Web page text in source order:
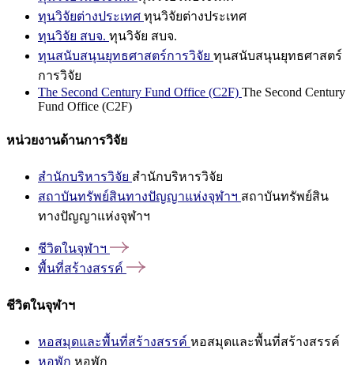
ทุนวิจัยต่างประเทศ ทุนวิจัยต่างประเทศ
ทุนวิจัย สบจ. ทุนวิจัย สบจ.
ทุนสนับสนุนยุทธศาสตร์การวิจัย ทุนสนับสนุนยุทธศาสตร์
การวิจัย
The Second Century Fund Office (C2F) The Second Century
Fund Office (C2F)
หน่วยงานด้านการวิจัย
สำนักบริหารวิจัย สำนักบริหารวิจัย
สถาบันทรัพย์สินทางปัญญาแห่งจุฬาฯ สถาบันทรัพย์สิน
ทางปัญญาแห่งจุฬาฯ
ชีวิตในจุฬาฯ
พื้นที่สร้างสรรค์
ชีวิตในจุฬาฯ
หอสมุดและพื้นที่สร้างสรรค์ หอสมุดและพื้นที่สร้างสรรค์
หอพัก หอพัก